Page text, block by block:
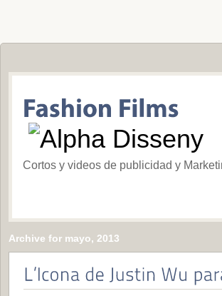
Cortos y videos de publicidad y
Archive for mayo, 2013